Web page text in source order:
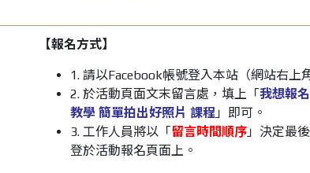
【報名方式】
1. 請以Facebook帳號登入本站（網站右上
2. 於活動頁面文末留言處，填上「我想報
教學 簡單拍出好照片 課程」即可。
3. 工作人員將以「留言時間順序」決定最
登於活動報名頁面上。